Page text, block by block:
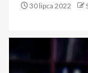
30 lipca 2022